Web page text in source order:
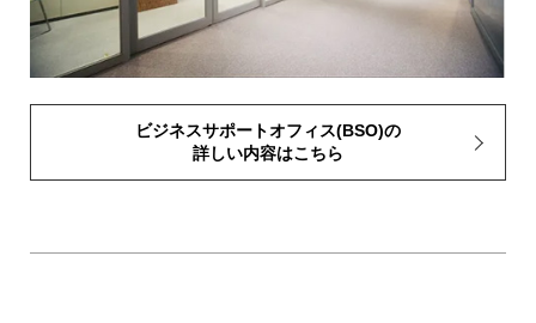
ビジネスサポートオフィス(BSO)の
詳しい内容はこちら